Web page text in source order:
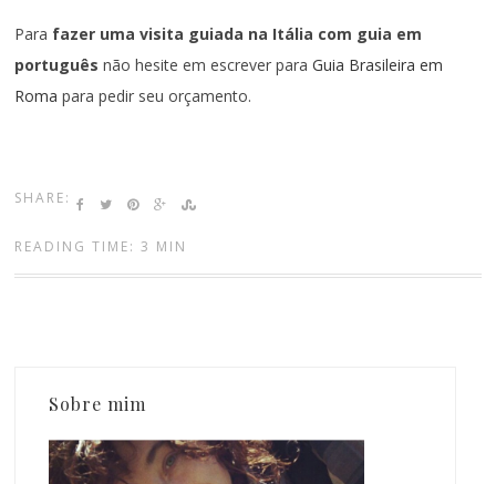
Para fazer uma visita guiada na Itália com guia em
português não hesite em escrever paraGuia Brasileira em
Roma para pedir seu orçamento.
SHARE:
READING TIME: 3 MIN
Sobre mim